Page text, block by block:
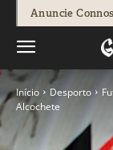
Anuncie
Início Desporto
Alcochete